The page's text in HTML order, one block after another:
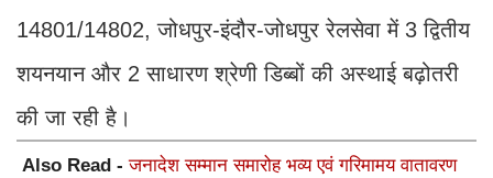
14801/14802, जोधपुर-इंदौर-जोधपुर रेलसेवा में 3 द्वितीय
शयनयान और 2 साधारण श्रेणी डिब्बों की अस्थाई बढ़ोतरी
की जा रही है।
Also Read -जनादेश सम्मान समारोह भव्य एवं गरिमामय वातावरण